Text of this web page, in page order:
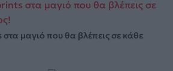
στα μαγιό που θα βλέπεις σε κάθε